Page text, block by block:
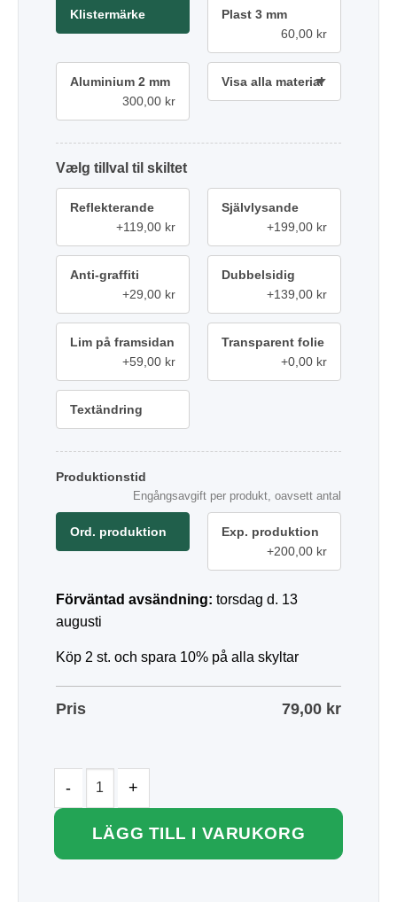
Klistermärke
Plast 3 mm
60,00 kr
Aluminium 2 mm
300,00 kr
Visa alla material
tillval
Reflekterande
+119,00 kr
Självlysande
+199,00 kr
Anti-graffiti
+29,00 kr
Dubbelsidig
+139,00 kr
Lim på framsidan
+59,00 kr
Transparent folie
+0,00 kr
Textändring
Produktionstid
Engångsavgift per produkt, oavsett antal
Ord. produktion
Exp. produktion
+200,00 kr
Förväntad avsändning: torsdag d. 13
augusti
Köp 2 st. och spara 10% på alla skyltar
Pris 79,00 kr
LÄGG TILL I VARUKORG